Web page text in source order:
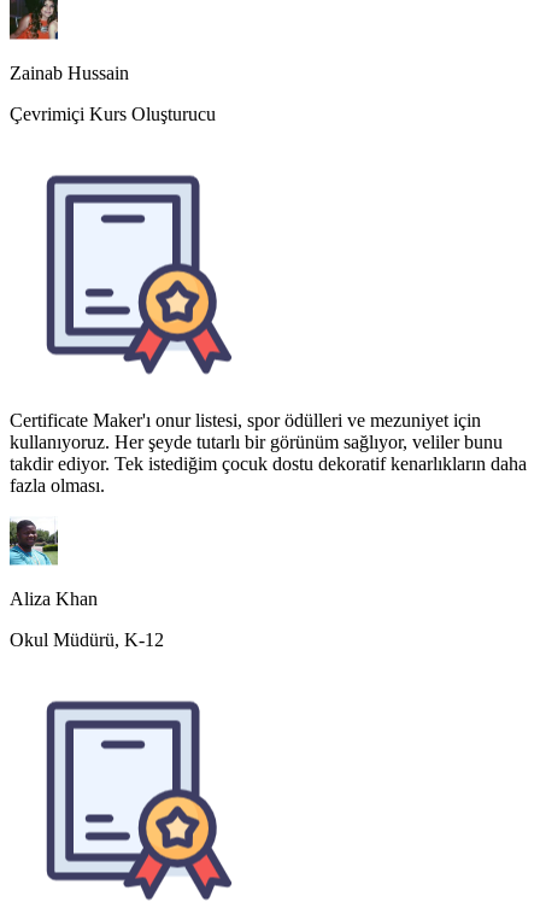
Certificate Maker'ı onur listesi, spor ödülleri ve mezuniyet için
kullanıyoruz. Her şeyde tutarlı bir görünüm sağlıyor, veliler bunu
takdir ediyor. Tek istediğim çocuk dostu dekoratif kenarlıkların daha
fazla olması.
Aliza Khan
Okul Müdürü, K-12
Gönüllü takdiri bizim için hep ikinci planda kaldı. Artık her
etkinlikte profesyonel görünümlü sertifikalar dağıtıyoruz ve
gönüllüler bunu gerçekten seviyor. Elde tutmada gerçek bir fark